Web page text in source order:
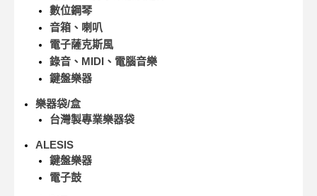
數位鋼琴
音箱、喇叭
電子薩克斯風
錄音、MIDI、電腦音樂
鍵盤樂器
樂器袋/盒
台灣製專業樂器袋
ALESIS
鍵盤樂器
電子鼓